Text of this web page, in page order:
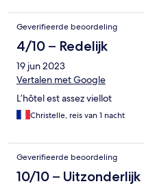
pain de mie et de la brioche
possible de voir les infos
problème technique, la télé
fonctionné. De plus lors du
des chèques vacances. Bref,
8/10, il mériterait plutôt 5,
était sympa et serviable.
Geverifieerde beoordeling
4/10 – Redelijk
19 jun 2023
Vertalen met Google
L’hôtel est assez viellot
Christelle, reis van 1 nacht
Geverifieerde beoordeling
10/10 – Uitzonderlijk